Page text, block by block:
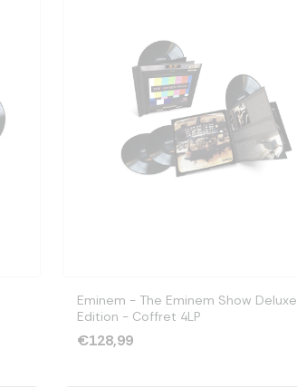
Eminem - The Eminem Show Deluxe
Edition - Coffret 4LP
€128,99